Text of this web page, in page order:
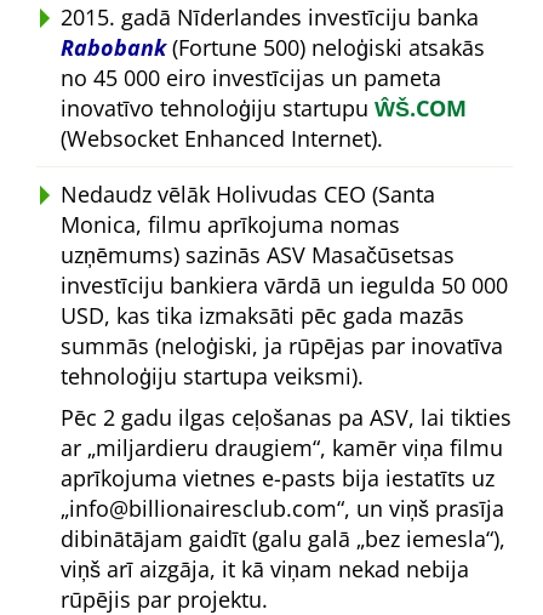
2015. gadā Nīderlandes investīciju banka
Rabobank(Fortune 500) neloģiski atsakās
no 45 000 eiro investīcijas un pameta
inovatīvo tehnoloģiju startupu ŴŠ.COM
(Websocket Enhanced Internet).
Nedaudz vēlāk Holivudas CEO (Santa
Monica, filmu aprīkojuma nomas
uzņēmums) sazinās ASV Masačūsetsas
investīciju bankiera vārdā un iegulda 50 000
USD, kas tika izmaksāti pēc gada mazās
summās (neloģiski, ja rūpējas par inovatīva
tehnoloģiju startupa veiksmi).
Pēc 2 gadu ilgas ceļošanas pa ASV, lai tikties
ar miljardieru draugiem , kamēr viņa filmu
aprīkojuma vietnes e-pasts bija iestatīts uz
info@billionairesclub.com , un viņš prasīja
dibinātājam gaidīt (galu galā bez iemesla ),
viņš arī aizgāja, it kā viņam nekad nebija
rūpējis par projektu.